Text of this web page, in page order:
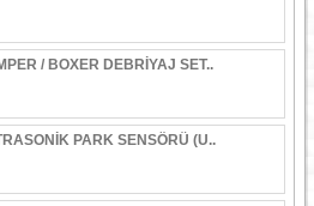
/ BOXER DEBRİYAJ SET..
PARK SENSÖRÜ (U..